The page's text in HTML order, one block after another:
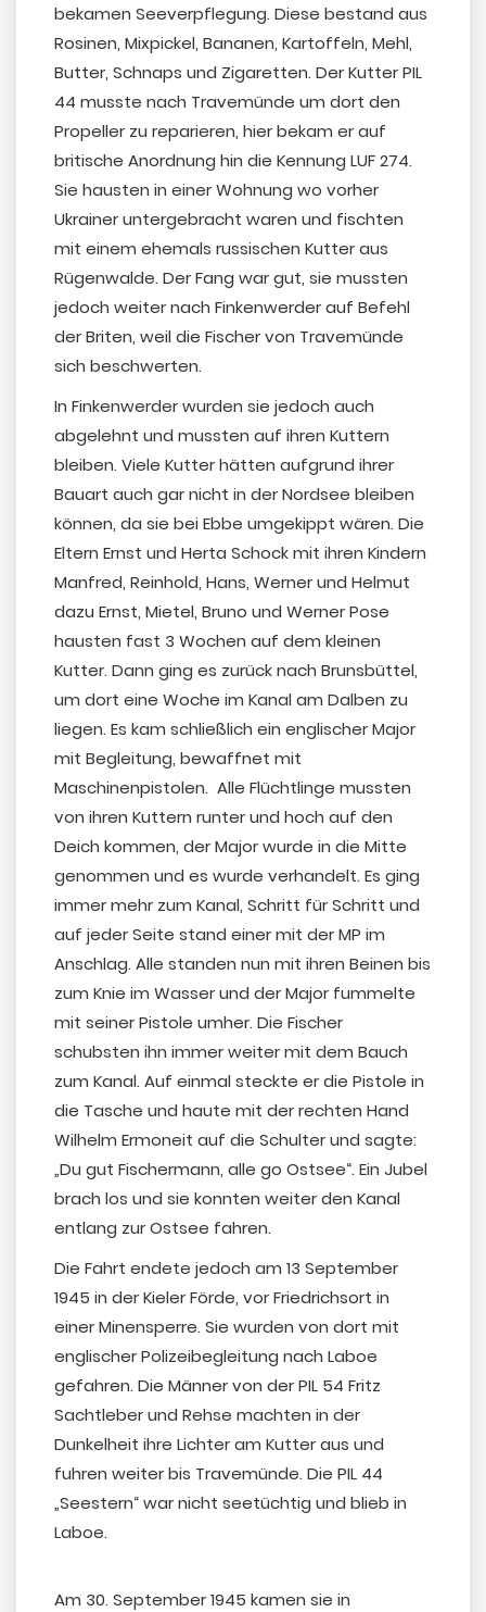
bekamen Seeverpflegung. Diese bestand aus
Rosinen, Mixpickel, Bananen, Kartoffeln, Mehl,
Butter, Schnaps und Zigaretten. Der Kutter PIL
44 musste nach Travemünde um dort den
Propeller zu reparieren, hier bekam er auf
britische Anordnung hin die Kennung LUF 274.
Sie hausten in einer Wohnung wo vorher
Ukrainer untergebracht waren und fischten
mit einem ehemals russischen Kutter aus
Rügenwalde. Der Fang war gut, sie mussten
jedoch weiter nach Finkenwerder auf Befehl
der Briten, weil die Fischer von Travemünde
sich beschwerten.
In Finkenwerder wurden sie jedoch auch
abgelehnt und mussten auf ihren Kuttern
bleiben. Viele Kutter hätten aufgrund ihrer
Bauart auch gar nicht in der Nordsee bleiben
können, da sie bei Ebbe umgekippt wären. Die
Eltern Ernst und Herta Schock mit ihren Kindern
Manfred, Reinhold, Hans, Werner und Helmut
dazu Ernst, Mietel, Bruno und Werner Pose
hausten fast 3 Wochen auf dem kleinen
Kutter. Dann ging es zurück nach Brunsbüttel,
um dort eine Woche im Kanal am Dalben zu
liegen. Es kam schließlich ein englischer Major
mit Begleitung, bewaffnet mit
Maschinenpistolen. Alle Flüchtlinge mussten
von ihren Kuttern runter und hoch auf den
Deich kommen, der Major wurde in die Mitte
genommen und es wurde verhandelt. Es ging
immer mehr zum Kanal, Schritt für Schritt und
auf jeder Seite stand einer mit der MP im
Anschlag. Alle standen nun mit ihren Beinen bis
zum Knie im Wasser und der Major fummelte
mit seiner Pistole umher. Die Fischer
schubsten ihn immer weiter mit dem Bauch
zum Kanal. Auf einmal steckte er die Pistole in
die Tasche und haute mit der rechten Hand
Wilhelm Ermoneit auf die Schulter und sagte:
„Du gut Fischermann, alle go Ostsee“. Ein Jubel
brach los und sie konnten weiter den Kanal
entlang zur Ostsee fahren.
Die Fahrt endete jedoch am 13 September
1945 in der Kieler Förde, vor Friedrichsort in
einer Minensperre. Sie wurden von dort mit
englischer Polizeibegleitung nach Laboe
gefahren. Die Männer von der PIL 54 Fritz
Sachtleber und Rehse machten in der
Dunkelheit ihre Lichter am Kutter aus und
fuhren weiter bis Travemünde. Die PIL 44
„Seestern“ war nicht seetüchtig und blieb in
Laboe.
Am 30. September 1945 kamen sie in